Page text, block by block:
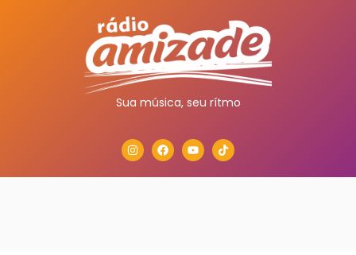
Sua música, seu rítmo